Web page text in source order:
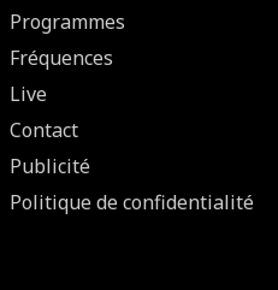
Programmes
Fréquences
Live
Contact
Publicité
Politique de confidentialité